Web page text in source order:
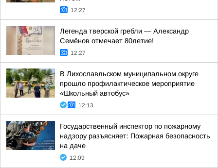
12:27
Легенда тверской гребли — Александр
Семёнов отмечает 80летие!
12:27
В Лихославльском муниципальном округе
прошло профилактическое мероприятие
«Школьный автобус»
12:13
Государственный инспектор по пожарному
надзору разъясняет: Пожарная безопасность
на даче
12:09